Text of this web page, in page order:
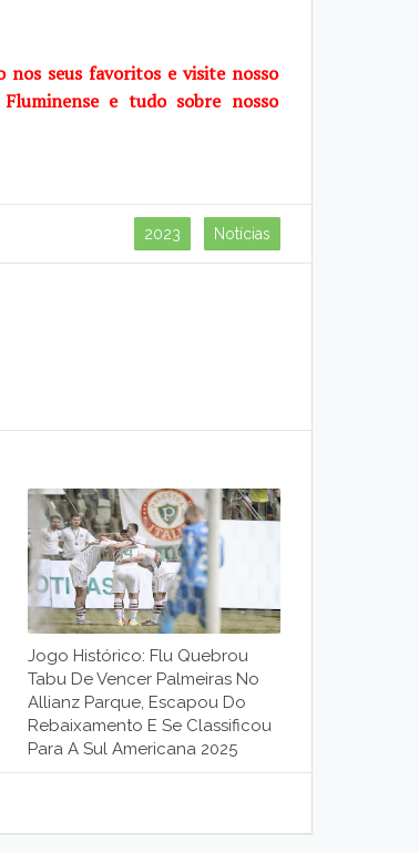
nos seus favoritos e visite nosso
e tudo sobre nosso
2023 Notícias
Jogo Histórico: Flu Quebrou
Tabu De Vencer Palmeiras No
Allianz Parque, Escapou Do
Rebaixamento E Se Classificou
Para A Sul Americana 2025